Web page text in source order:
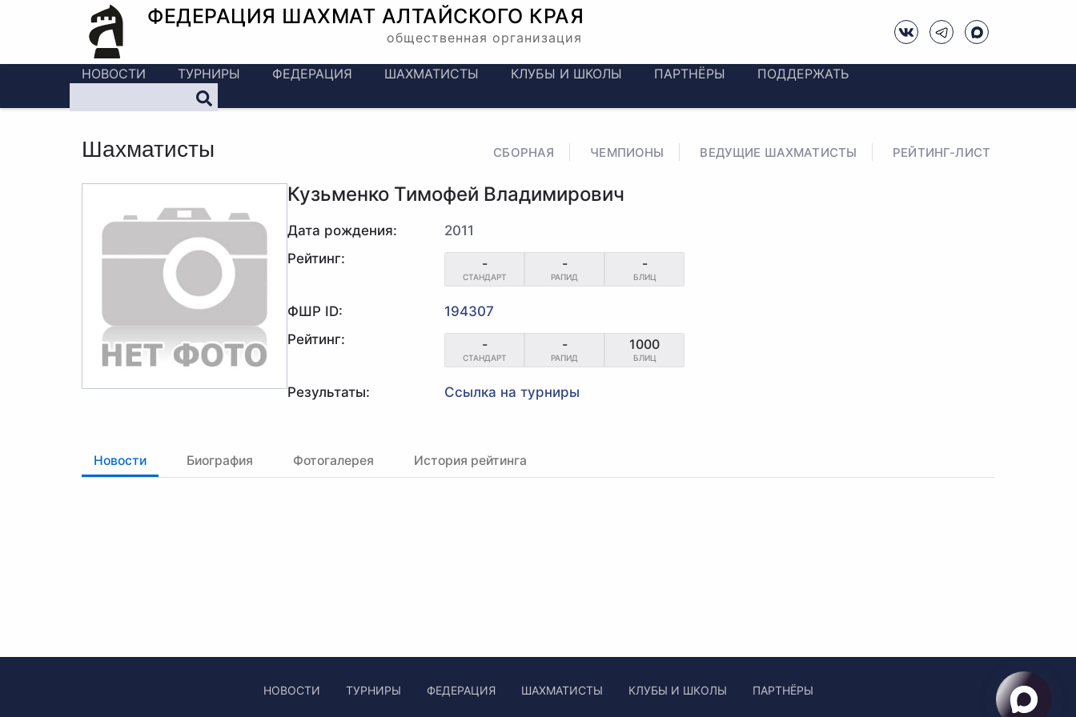
ФЕДЕРАЦИЯ ШАХМАТ АЛТАЙСКОГО КРАЯ
общественная организация
НОВОСТИ ТУРНИРЫ ФЕДЕРАЦИЯ ШАХМАТИСТЫ КЛУБЫ И ШКОЛЫ ПАРТНЁРЫ ПОДДЕРЖАТЬ
Шахматисты СБОРНАЯ ЧЕМПИОНЫ ВЕДУЩИЕ ШАХМАТИСТЫ РЕЙТИНГ-ЛИСТ
Кузьменко Тимофей Владимирович
Дата рождения:
2011
Рейтинг:
-
СТАНДАРТ
-
РАПИД
-
БЛИЦ
ФШР ID:
194307
Рейтинг:
-
СТАНДАРТ
-
РАПИД
1000
БЛИЦ
Результаты: Ссылка на турниры
Новости Биография Фотогалерея История рейтинга
НОВОСТИ ТУРНИРЫ ФЕДЕРАЦИЯ ШАХМАТИСТЫ КЛУБЫ И ШКОЛЫ ПАРТНЁРЫ